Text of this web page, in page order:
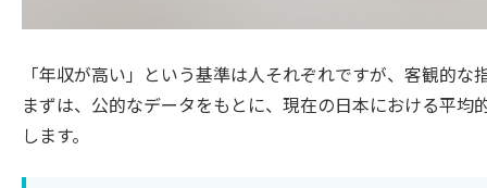
「年収が高い」という基準は人それぞれですが、客観的
まずは、公的なデータをもとに、現在の日本における平
します。